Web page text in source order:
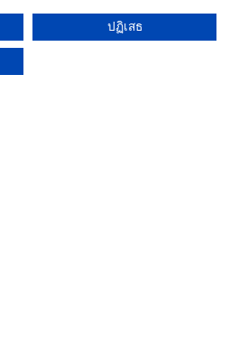
ทย์
ปฏิเสธ